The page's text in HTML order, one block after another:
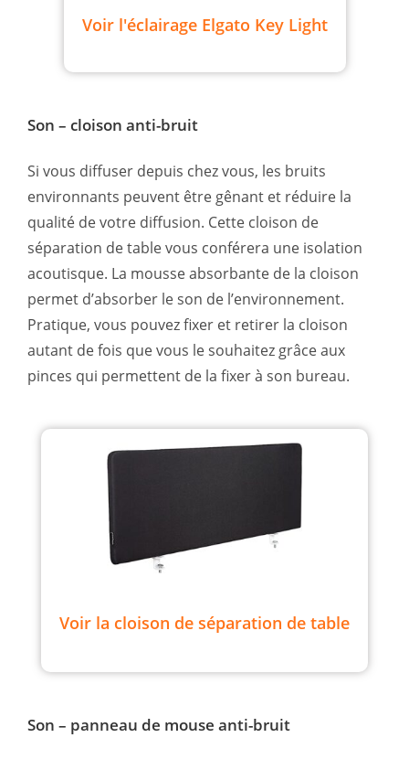
Voir l'éclairage Elgato Key Light
Son – cloison anti-bruit
Si vous diffuser depuis chez vous, les bruits
environnants peuvent être gênant et réduire la
qualité de votre diffusion. Cette cloison de
séparation de table vous conférera une isolation
acoutisque. La mousse absorbante de la cloison
permet d’absorber le son de l’environnement.
Pratique, vous pouvez fixer et retirer la cloison
autant de fois que vous le souhaitez grâce aux
pinces qui permettent de la fixer à son bureau.
Voir la cloison de séparation de table
Son – panneau de mouse anti-bruit